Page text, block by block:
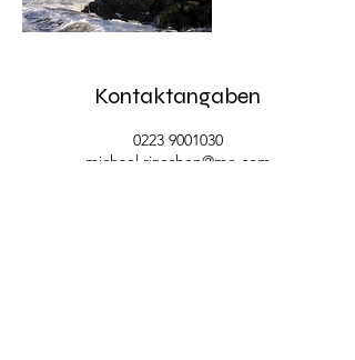
Kontaktangaben
0223 9001030
michael.rinschen@me.com